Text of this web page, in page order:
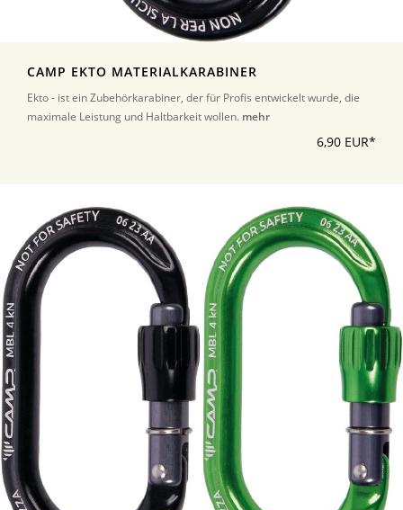
CAMP EKTO MATERIALKARABINER
Ekto - ist ein Zubehörkarabiner, der für Profis entwickelt wurde, die
maximale Leistung und Haltbarkeit wollen. mehr
6,90 EUR*